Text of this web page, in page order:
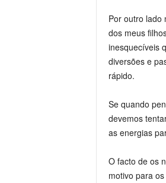
Por outro lado
dos meus
inesquecíveis
diversões e
rápido.
Se quando
devemos
as energias
O facto de os
motivo para